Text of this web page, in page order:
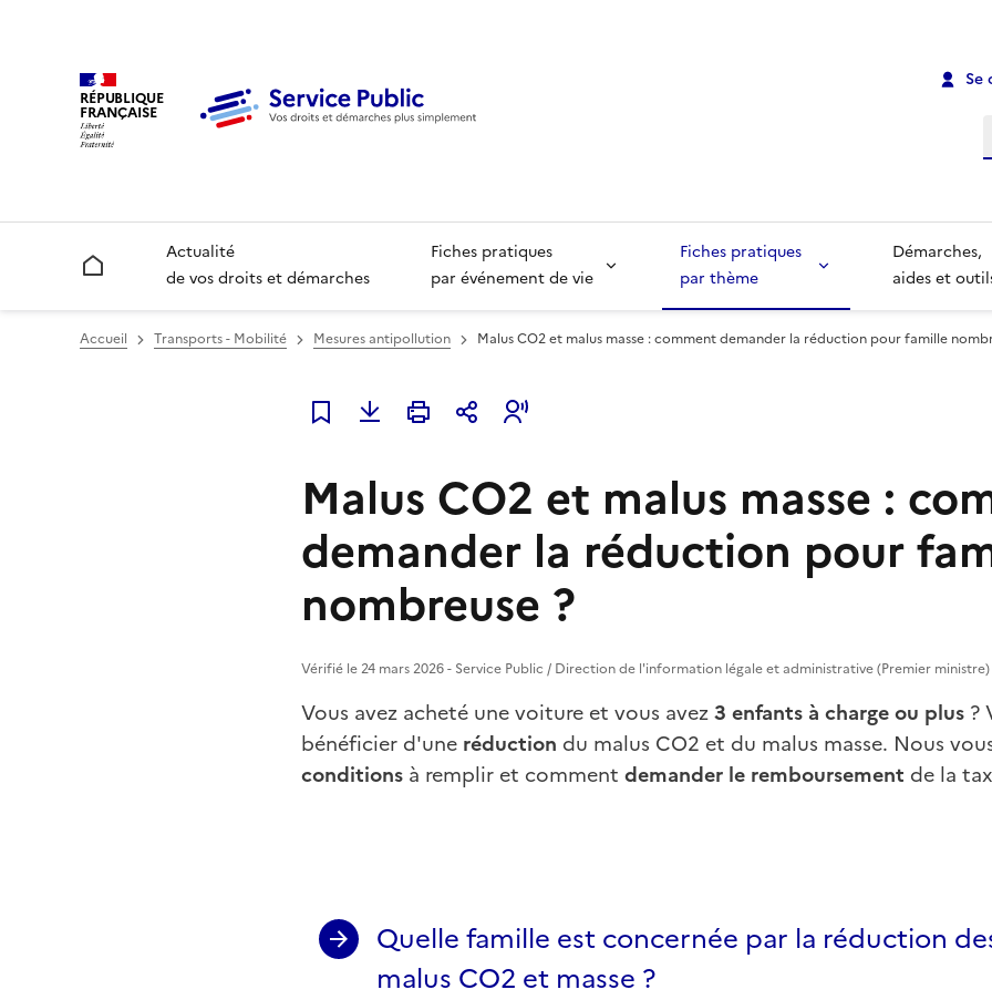
RÉPUBLIQUE
FRANÇAISE
Se
Accueil
Actualité
de vos droits et démarches
Fiches pratiques
par événement de vie
Fiches pratiques
par thème
Démarches,
aides et
Accueil Transports - Mobilité Mesures antipollution Malus CO2 et malus masse : comment demander la réduction pour famille
Ajouter à mes favoris
Malus CO2 et malus masse :
demander la réduction pour
nombreuse ?
Vérifié le 24 mars 2026 - Service Public / Direction de l'information légale et administrative (Premier ministre)
Vous avez acheté une voiture et vous avez3 enfants à charge ou plus ?
bénéficier d'une réduction du malus CO2 et du malus masse. Nous
conditions à remplir et comment demander le remboursement de la
Quelle famille est concernée par la réduction
malus CO2 et masse ?